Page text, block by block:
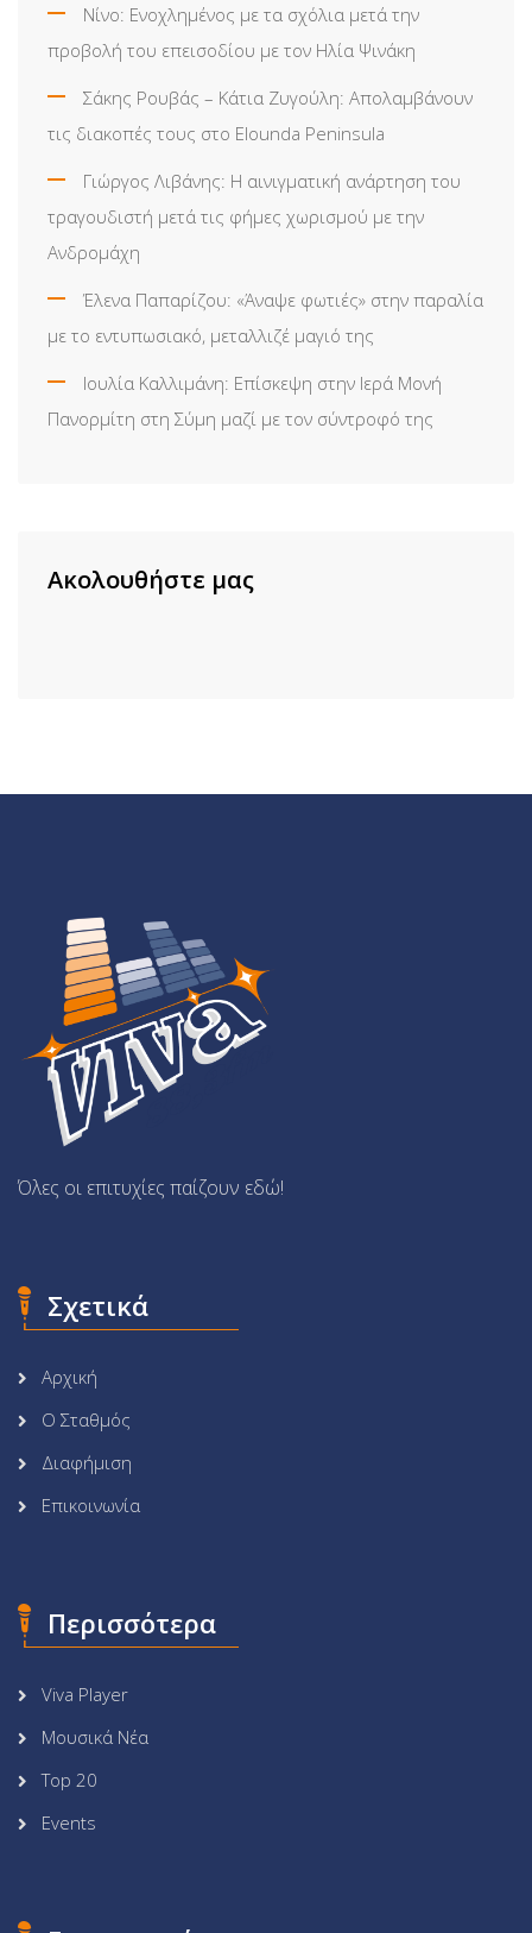
Νίνο: Ενοχλημένος με τα σχόλια μετά την
προβολή του επεισοδίου με τον Ηλία Ψινάκη
Σάκης Ρουβάς – Κάτια Ζυγούλη: Απολαμβάνουν
τις διακοπές τους στο Elounda Peninsula
Γιώργος Λιβάνης: Η αινιγματική ανάρτηση του
τραγουδιστή μετά τις φήμες χωρισμού με την
Ανδρομάχη
Έλενα Παπαρίζου: «Άναψε φωτιές» στην παραλία
με το εντυπωσιακό, μεταλλιζέ μαγιό της
Ιουλία Καλλιμάνη: Επίσκεψη στην Ιερά Μονή
Πανορμίτη στη Σύμη μαζί με τον σύντροφό της
Ακολουθήστε μας
Όλες οι επιτυχίες παίζουν εδώ!
Σχετικά
Αρχική
Ο Σταθμός
Διαφήμιση
Επικοινωνία
Περισσότερα
Viva Player
Μουσικά Νέα
Top 20
Events